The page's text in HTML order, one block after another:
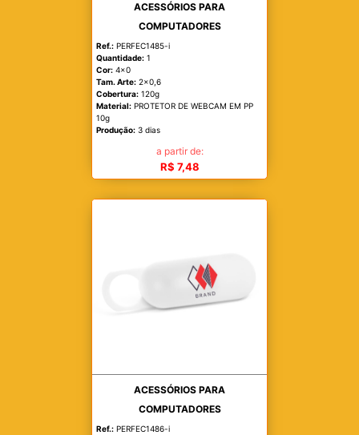
ACESSÓRIOS PARA
COMPUTADORES
Ref.: PERFEC1485-i
Quantidade: 1
Cor: 4x0
Tam. Arte: 2x0,6
Cobertura: 120g
Material: PROTETOR DE WEBCAM EM PP
10g
Produção: 3 dias
a partir de:
R$ 7,48
ACESSÓRIOS PARA
COMPUTADORES
Ref.: PERFEC1486-i